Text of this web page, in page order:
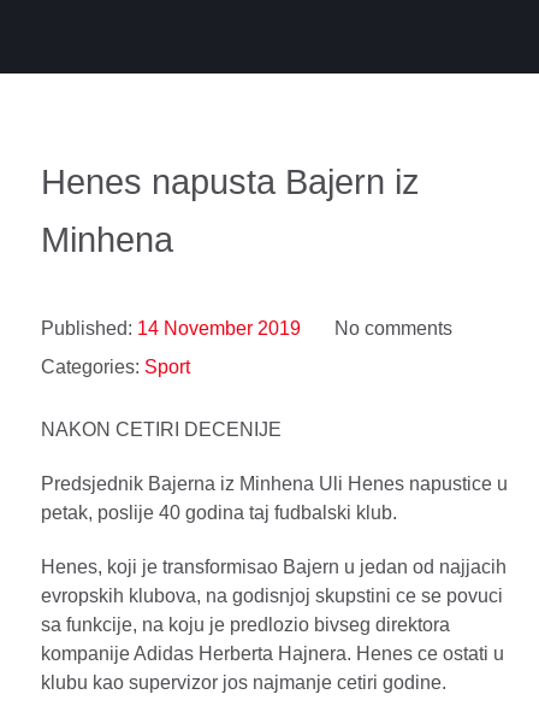
Henes napusta Bajern iz
Minhena
Published: 14 November 2019
No comments
Categories: Sport
NAKON CETIRI DECENIJE
Predsjednik Bajerna iz Minhena Uli Henes napustice u
petak, poslije 40 godina taj fudbalski klub.
Henes, koji je transformisao Bajern u jedan od najjacih
evropskih klubova, na godisnjoj skupstini ce se povuci
sa funkcije, na koju je predlozio bivseg direktora
kompanije Adidas Herberta Hajnera. Henes ce ostati u
klubu kao supervizor jos najmanje cetiri godine.